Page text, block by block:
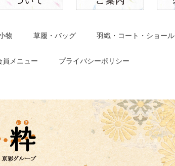
物 草履・バッグ 羽織・コート・ショール
員メニュー プライバシーポリシー